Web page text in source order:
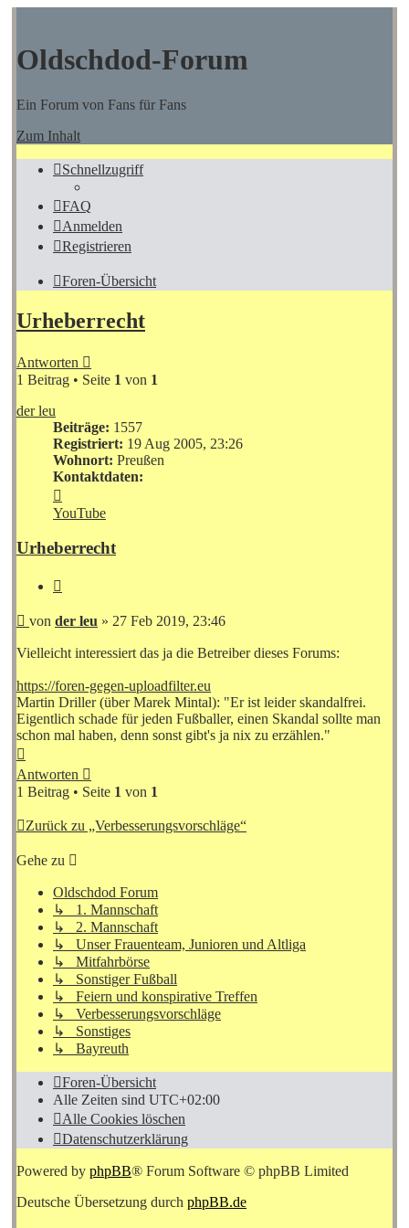
Oldschdod-Forum
Ein Forum von Fans für Fans
Zum Inhalt
Schnellzugriff
FAQ
Anmelden
Registrieren
Foren-Übersicht
Urheberrecht
Antworten
1 Beitrag • Seite 1 von 1
der leu
Beiträge: 1557
Registriert: 19 Aug 2005, 23:26
Wohnort: Preußen
Kontaktdaten:
von
der
YouTube
Urheberrecht
Beitrag
von der leu » 27 Feb 2019, 23:46
Vielleicht interessiert das ja die Betreiber dieses Forums:
https://foren-gegen-uploadfilter.eu
Martin Driller (über Marek Mintal): "Er ist leider skandalfrei.
Eigentlich schade für jeden Fußballer, einen Skandal sollte man
schon mal haben, denn sonst gibt's ja nix zu erzählen."
oben
Antworten
1 Beitrag • Seite 1 von 1
Zurück zu „Verbesserungsvorschläge“
Gehe zu
Oldschdod Forum
↳ 1. Mannschaft
↳ 2. Mannschaft
↳ Unser Frauenteam, Junioren und Altliga
↳ Mitfahrbörse
↳ Sonstiger Fußball
↳ Feiern und konspirative Treffen
↳ Verbesserungsvorschläge
↳ Sonstiges
↳ Bayreuth
Foren-Übersicht
Alle Zeiten sind UTC+02:00
Alle Cookies löschen
Datenschutzerklärung
Powered by phpBB® Forum Software © phpBB Limited
Deutsche Übersetzung durch phpBB.de